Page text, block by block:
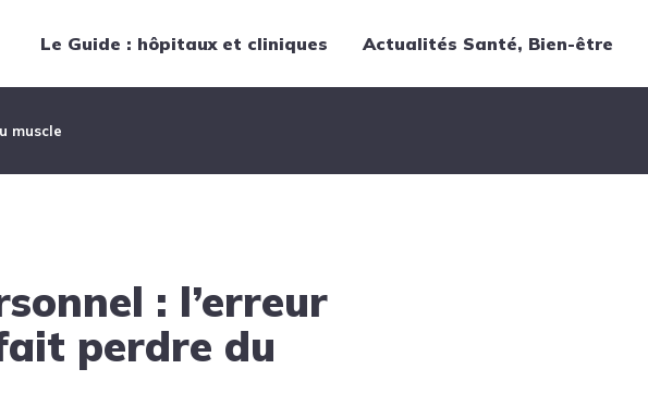
Le Guide : hôpitaux et cliniques Actualités Santé, Bien-être
muscle
: l’erreur
perdre du